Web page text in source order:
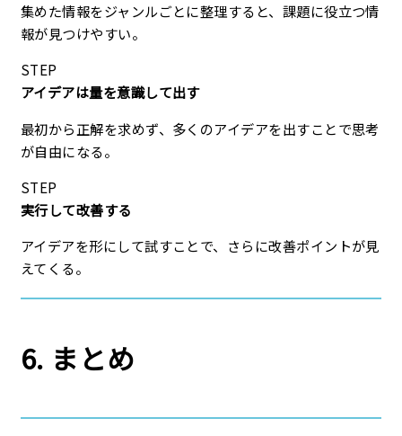
集めた情報をジャンルごとに整理すると、課題に役立つ情
報が見つけやすい。
STEP
アイデアは量を意識して出す
最初から正解を求めず、多くのアイデアを出すことで思考
が自由になる。
STEP
実行して改善する
アイデアを形にして試すことで、さらに改善ポイントが見
えてくる。
6. まとめ